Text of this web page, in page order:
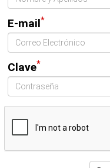
E-mail*
Clave*